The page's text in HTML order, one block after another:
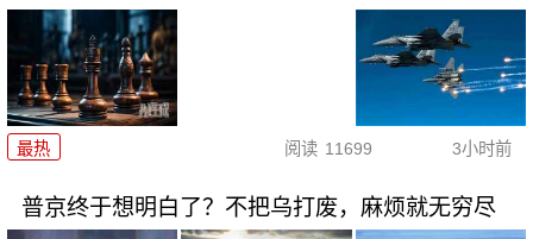
最热 阅读 11699 3小时前
普京终于想明白了？不把乌打废，麻烦就无穷尽